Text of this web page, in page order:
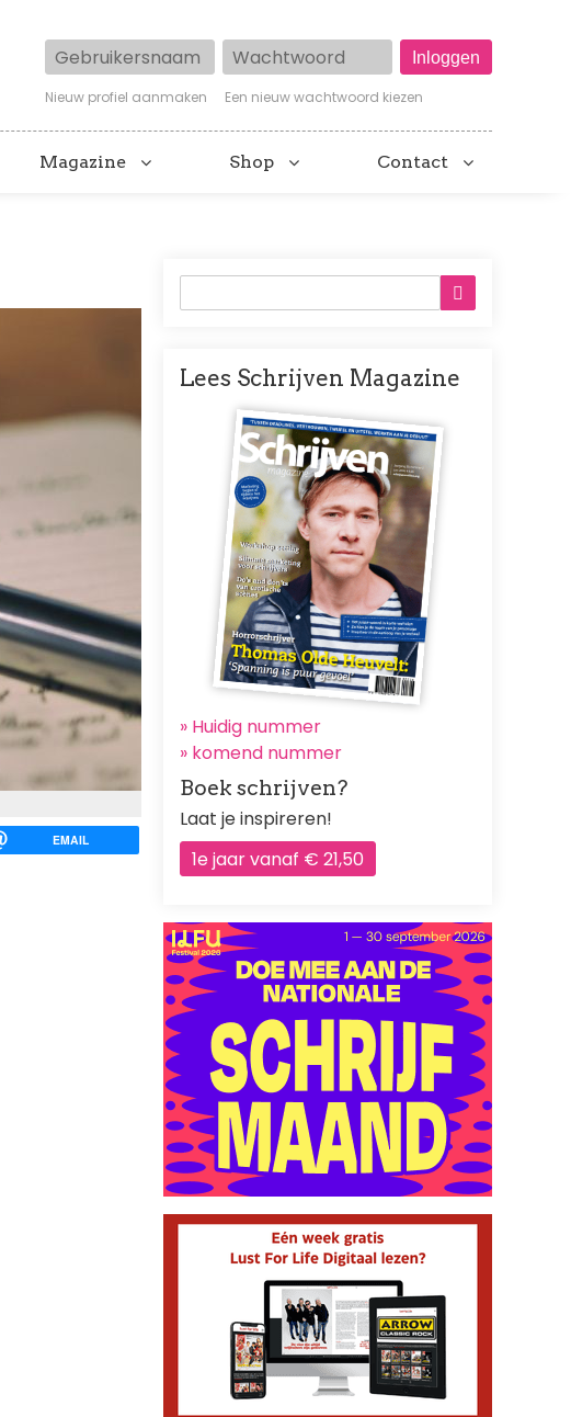
Gebruikersnaam Wachtwoord
Nieuw profiel aanmaken Een nieuw wachtwoord kiezen
Magazine Shop Contact
EMAIL
Lees Schrijven Magazine
Afbeelding
» Huidig nummer
» komend nummer
Boek schrijven?
Laat je inspireren!
1e jaar vanaf € 21,50